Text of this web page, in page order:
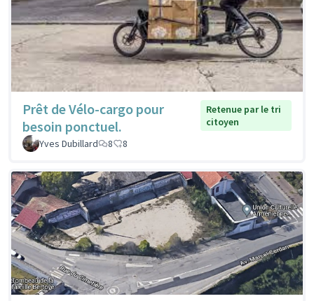
Prêt de Vélo-cargo pour
besoin ponctuel.
Retenue par le tri
citoyen
Yves Dubillard
8 8